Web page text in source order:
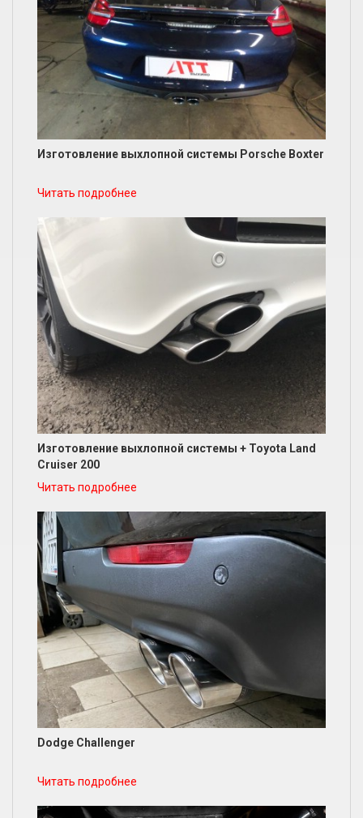
Изготовление выхлопной системы Porsche Boxter
Читать подробнее
Изготовление выхлопной системы + Toyota Land
Cruiser 200
Читать подробнее
Dodge Challenger
Читать подробнее